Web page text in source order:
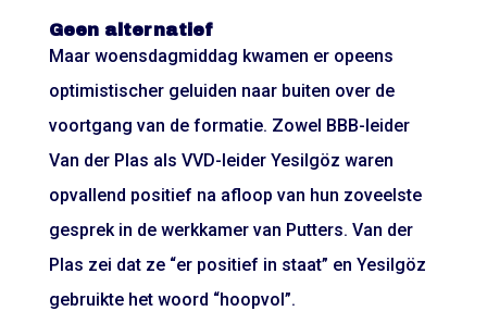
Geen alternatief
Maar woensdagmiddag kwamen er opeens
optimistischer geluiden naar buiten over de
voortgang van de formatie. Zowel BBB-leider
Van der Plas als VVD-leider Yesilgöz waren
opvallend positief na afloop van hun zoveelste
gesprek in de werkkamer van Putters. Van der
Plas zei dat ze “er positief in staat” en Yesilgöz
gebruikte het woord “hoopvol”.